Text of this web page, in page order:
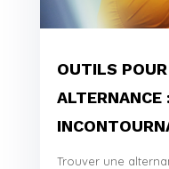
OUTILS
ALTERNANCE
Trouver une